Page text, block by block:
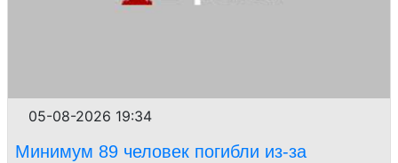
05-08-2026 19:34
Минимум 89 человек погибли из-за